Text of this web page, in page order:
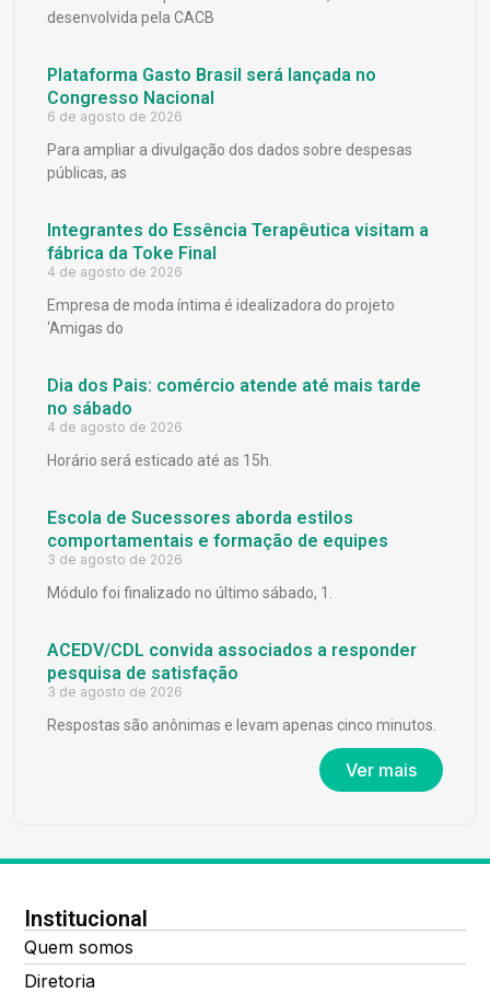
desenvolvida pela CACB
Plataforma Gasto Brasil será lançada no
Congresso Nacional
6 de agosto de 2026
Para ampliar a divulgação dos dados sobre despesas
públicas, as
Integrantes do Essência Terapêutica visitam a
fábrica da Toke Final
4 de agosto de 2026
Empresa de moda íntima é idealizadora do projeto
‘Amigas do
Dia dos Pais: comércio atende até mais tarde
no sábado
4 de agosto de 2026
Horário será esticado até as 15h.
Escola de Sucessores aborda estilos
comportamentais e formação de equipes
3 de agosto de 2026
Módulo foi finalizado no último sábado, 1.
ACEDV/CDL convida associados a responder
pesquisa de satisfação
3 de agosto de 2026
Respostas são anônimas e levam apenas cinco minutos.
Ver mais
Institucional
Quem somos
Diretoria